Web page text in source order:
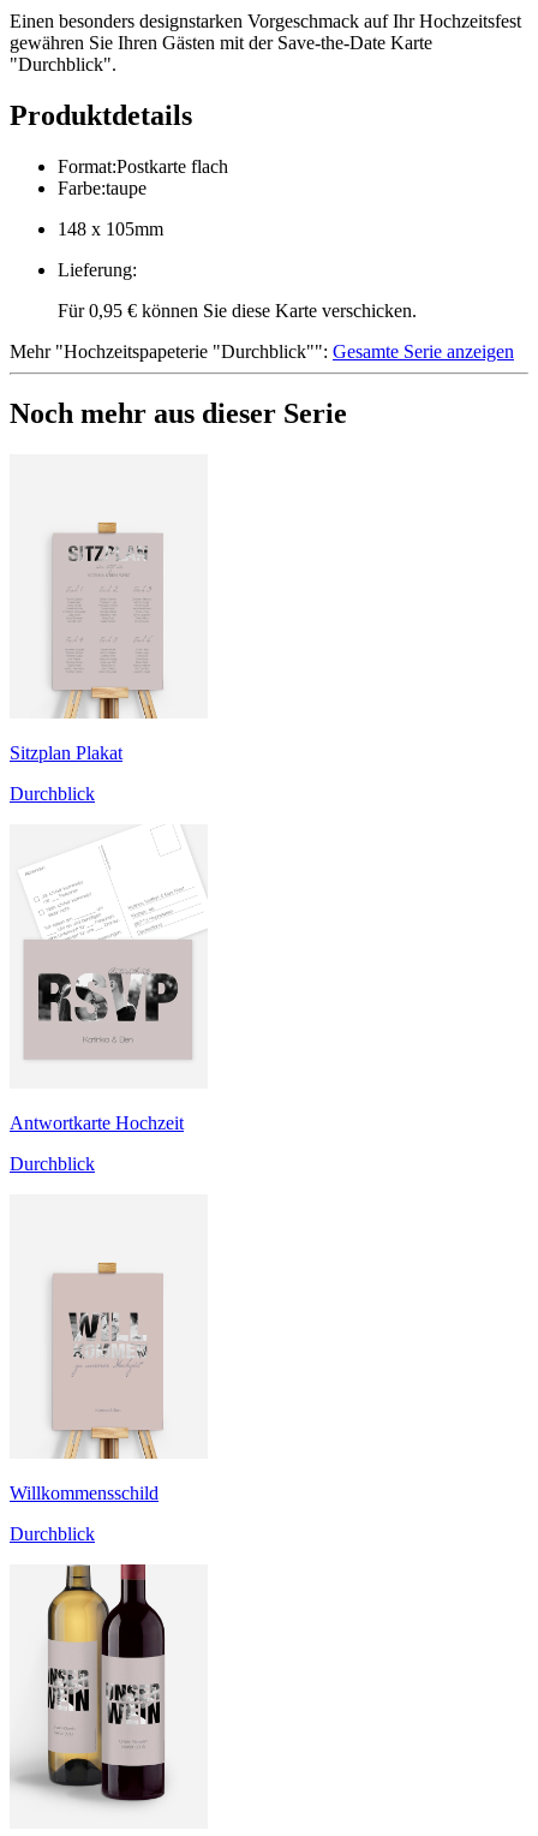
Einen besonders designstarken Vorgeschmack auf Ihr Hochzeitsfest
gewähren Sie Ihren Gästen mit der Save-the-Date Karte
"Durchblick".
Produktdetails
Format:Postkarte flach
Farbe:taupe
148 x 105mm
Lieferung:
Für 0,95 € können Sie diese Karte verschicken.
Mehr"Hochzeitspapeterie "Durchblick"": Gesamte Serie anzeigen
Noch mehr aus dieser Serie
Sitzplan Plakat
Durchblick
Antwortkarte Hochzeit
Durchblick
Willkommensschild
Durchblick